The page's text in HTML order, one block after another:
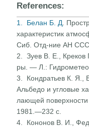
References:
1. Белан Б. Д .
характери­стик
Сиб. Отд-ние АН
2. Зуев В. Е.,
ры. — Л.:
3. Кондратьев К. Я.,
Альбедо и угловые
лающей
1981.—232 с.
4. Кононов В. И.,